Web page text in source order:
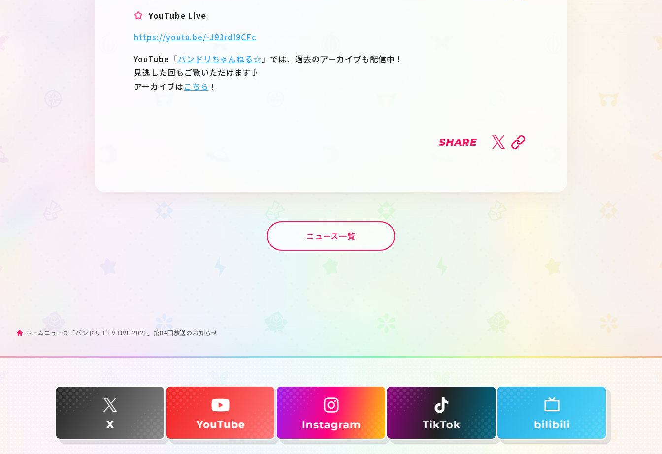
YouTube Live
https://youtu.be/-J93rdI9CFc
YouTube「バンドリちゃんねる☆」では、過去のアーカイブも配信中！
見逃した回もご覧いただけます♪
アーカイブはこちら ！
SHARE
ニュース一覧
ホームニュース 「バンドリ！TV LIVE 2021」第84回放送のお知らせ